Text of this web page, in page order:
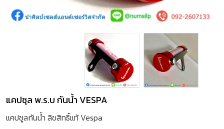
แคปซุล พ.ร.บ กันน้ำ VESPA
แคปซูลกันน้ำ ลิขสิทธิ์แท้ Vespa